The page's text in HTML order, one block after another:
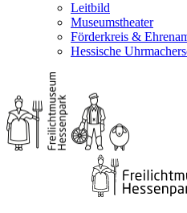
Leitbild
Museumstheater
Förderkreis &
Hessische